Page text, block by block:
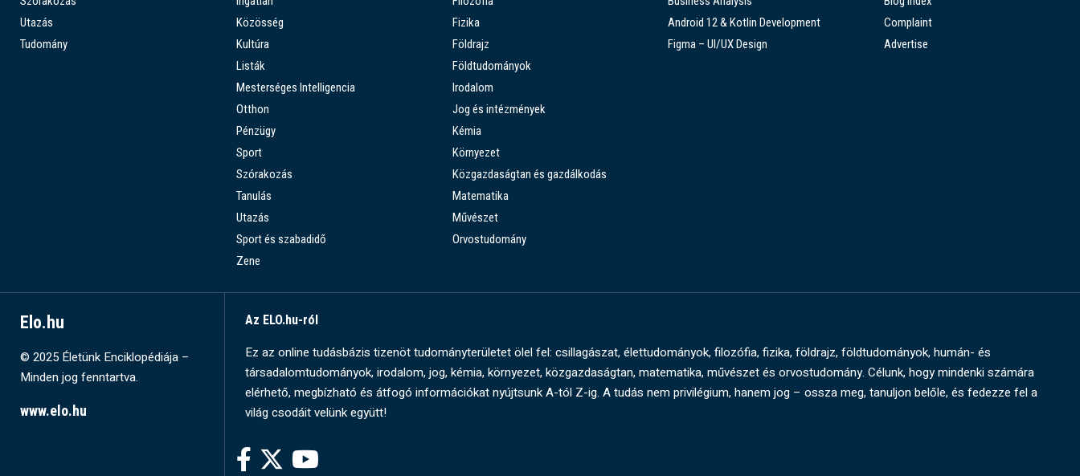
Utazás
Tudomány
Közösség
Kultúra
Listák
Mesterséges Intelligencia
Otthon
Pénzügy
Sport
Szórakozás
Tanulás
Utazás
Sport és szabadidő
Zene
Fizika
Földrajz
Földtudományok
Irodalom
Jog és intézmények
Kémia
Környezet
Közgazdaságtan és gazdálkodás
Matematika
Művészet
Orvostudomány
Android 12 & Kotlin Development
Figma – UI/UX Design
Complaint
Advertise
Elo.hu
© 2025 Életünk Enciklopédiája –
Minden jog fenntartva.
www.elo.hu
Az ELO.hu-ról
Ez az online tudásbázis tizenöt tudományterületet ölel fel: csillagászat, élettudományok, filozófia, fizika, földrajz, földtudományok, humán- és
társadalomtudományok, irodalom, jog, kémia, környezet, közgazdaságtan, matematika, művészet és orvostudomány. Célunk, hogy mindenki számára
elérhető, megbízható és átfogó információkat nyújtsunk A-tól Z-ig. A tudás nem privilégium, hanem jog – ossza meg, tanuljon belőle, és fedezze fel a
világ csodáit velünk együtt!